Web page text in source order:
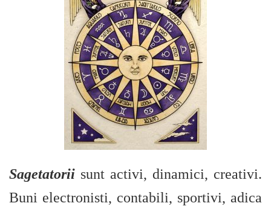
Sagetatorii sunt activi, dinamici, creativi.
Buni electronisti, contabili, sportivi, adica